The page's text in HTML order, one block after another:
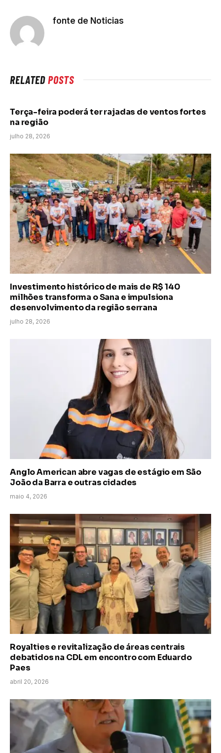
fonte de Noticias
RELATEDPOSTS
Terça-feira poderá ter rajadas de ventos fortes
na região
julho 28, 2026
Investimento histórico de mais de R$ 140
milhões transforma o Sana e impulsiona
desenvolvimento da região serrana
julho 28, 2026
Anglo American abre vagas de estágio em São
João da Barra e outras cidades
maio 4, 2026
Royalties e revitalização de áreas centrais
debatidos na CDL em encontro com Eduardo
Paes
abril 20, 2026